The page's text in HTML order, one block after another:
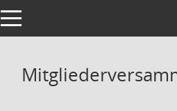
Toggle navigation